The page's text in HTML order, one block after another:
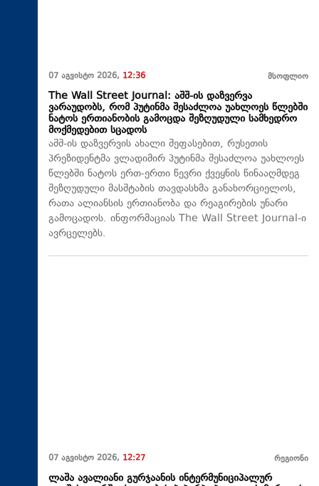
07 აგვისტო 2026, 12:36 მსოფლიო
The Wall Street Journal: აშშ-ის დაზვერვა
ვარაუდობს, რომ პუტინმა შესაძლოა უახლოეს წლებში
ნატოს ერთიანობის გამოცდა შეზღუდული სამხედრო
მოქმედებით სცადოს
აშშ-ის დაზვერვის ახალი შეფასებით, რუსეთის
პრეზიდენტმა ვლადიმირ პუტინმა შესაძლოა უახლოეს
წლებში ნატოს ერთ-ერთი წევრი ქვეყნის წინააღმდეგ
შეზღუდული მასშტაბის თავდასხმა განახორციელოს,
რათა ალიანსის ერთიანობა და რეაგირების უნარი
გამოცადოს. ინფორმაციას The Wall Street Journal-ი
ავრცელებს.
07 აგვისტო 2026, 12:27 რეგიონი
ლაშა ავალიანი გურჯაანის ინტერმუნიციპალურ